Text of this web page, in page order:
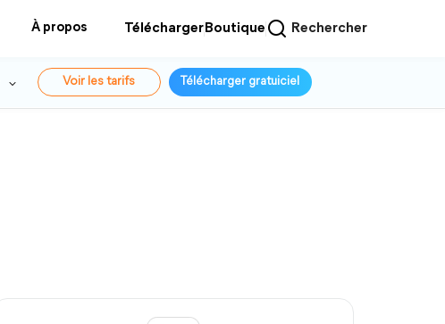
À propos Télécharger Boutique Rechercher
Voir les tarifs Télécharger gratuiciel